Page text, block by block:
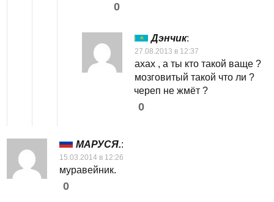
0
Дэнчик:
27.08.2013 в 12:37
ахах , а ты кто такой ваще ?
мозговитый такой что ли ?
череп не жмёт ?
0
МАРУСЯ.:
15.03.2014 в 12:26
муравейник.
0